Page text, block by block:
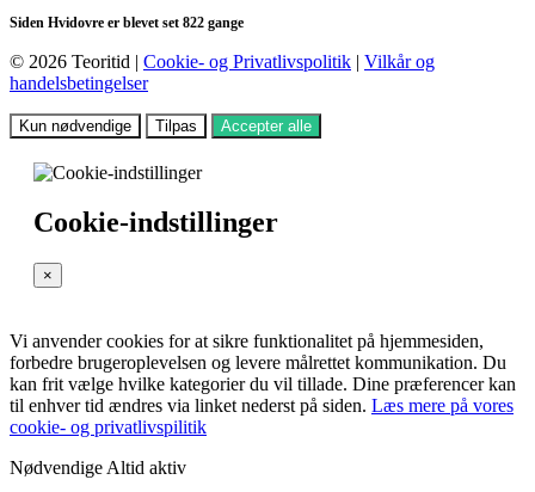
Siden Hvidovre er blevet set 822 gange
© 2026 Teoritid | Cookie- og Privatlivspolitik | Vilkår og
handelsbetingelser
Kun nødvendige Tilpas Accepter alle
Cookie-indstillinger
×
Vi anvender cookies for at sikre funktionalitet på hjemmesiden,
forbedre brugeroplevelsen og levere målrettet kommunikation. Du
kan frit vælge hvilke kategorier du vil tillade. Dine præferencer kan
til enhver tid ændres via linket nederst på siden. Læs mere på vores
cookie- og privatlivspilitik
Nødvendige Altid aktiv